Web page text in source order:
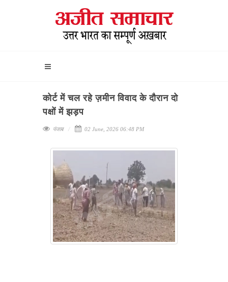
कोर्ट में चल रहे ज़मीन विवाद के दौरान दो
पक्षों में झड़प
पंजाब 02 June, 2026 06:48 PM